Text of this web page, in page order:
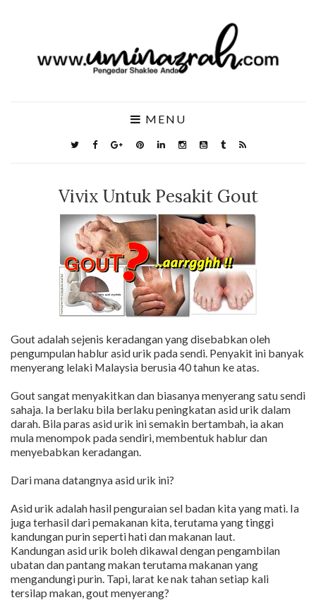
MENU
Vivix Untuk Pesakit Gout
Gout adalah sejenis keradangan yang disebabkan oleh
pengumpulan hablur asid urik pada sendi. Penyakit ini banyak
menyerang lelaki Malaysia berusia 40 tahun ke atas.
Gout sangat menyakitkan dan biasanya menyerang satu sendi
sahaja. Ia berlaku bila berlaku peningkatan asid urik dalam
darah. Bila paras asid urik ini semakin bertambah, ia akan
mula menompok pada sendiri, membentuk hablur dan
menyebabkan keradangan.
Dari mana datangnya asid urik ini?
Asid urik adalah hasil penguraian sel badan kita yang mati. Ia
juga terhasil dari pemakanan kita, terutama yang tinggi
kandungan purin seperti hati dan makanan laut.
Kandungan asid urik boleh dikawal dengan pengambilan
ubatan dan pantang makan terutama makanan yang
mengandungi purin. Tapi, larat ke nak tahan setiap kali
tersilap makan, gout menyerang?